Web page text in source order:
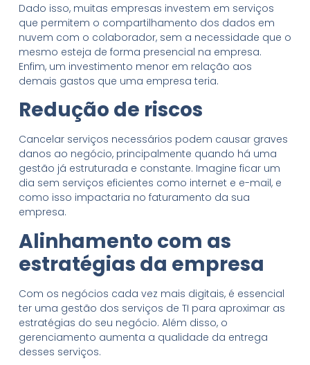
Dado isso, muitas empresas investem em serviços
que permitem o compartilhamento dos dados em
nuvem com o colaborador, sem a necessidade que o
mesmo esteja de forma presencial na empresa.
Enfim, um investimento menor em relação aos
demais gastos que uma empresa teria.
Redução de riscos
Cancelar serviços necessários podem causar graves
danos ao negócio, principalmente quando há uma
gestão já estruturada e constante. Imagine ficar um
dia sem serviços eficientes como internet e e-mail, e
como isso impactaria no faturamento da sua
empresa.
Alinhamento com as
estratégias da empresa
Com os negócios cada vez mais digitais, é essencial
ter uma gestão dos serviços de TI para aproximar as
estratégias do seu negócio. Além disso, o
gerenciamento aumenta a qualidade da entrega
desses serviços.